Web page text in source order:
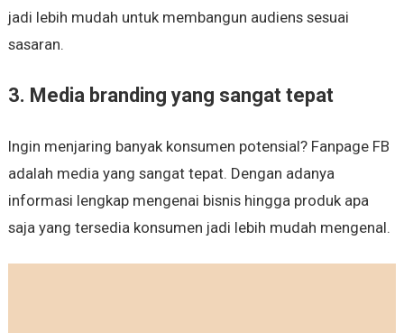
jadi lebih mudah untuk membangun audiens sesuai
sasaran.
3. Media branding yang sangat tepat
Ingin menjaring banyak konsumen potensial? Fanpage FB
adalah media yang sangat tepat. Dengan adanya
informasi lengkap mengenai bisnis hingga produk apa
saja yang tersedia konsumen jadi lebih mudah mengenal.